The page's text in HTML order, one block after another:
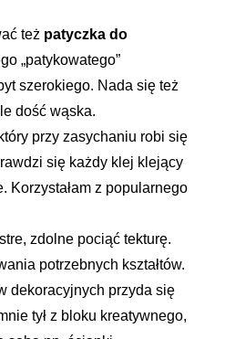
też patyczka do
„patykowatego”
szerokiego. Nada się też
dość wąska.
przy zasychaniu robi się
się każdy klej klejący
Korzystałam z popularnego
zdolne pociąć tekturę.
potrzebnych kształtów.
dekoracyjnych przyda się
tył z bloku kreatywnego,